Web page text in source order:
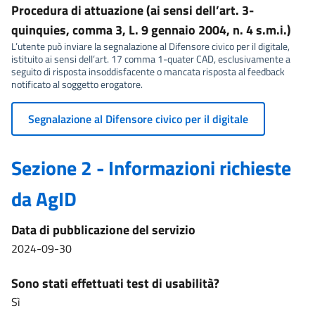
Procedura di attuazione (ai sensi dell’art. 3-
quinquies, comma 3, L. 9 gennaio 2004, n. 4 s.m.i.)
L’utente può inviare la segnalazione al Difensore civico per il digitale,
istituito ai sensi dell’art. 17 comma 1-quater CAD, esclusivamente a
seguito di risposta insoddisfacente o mancata risposta al feedback
notificato al soggetto erogatore.
Segnalazione al Difensore civico per il digitale
Sezione 2 - Informazioni richieste
da AgID
Data di pubblicazione del servizio
2024-09-30
Sono stati effettuati test di usabilità?
Sì